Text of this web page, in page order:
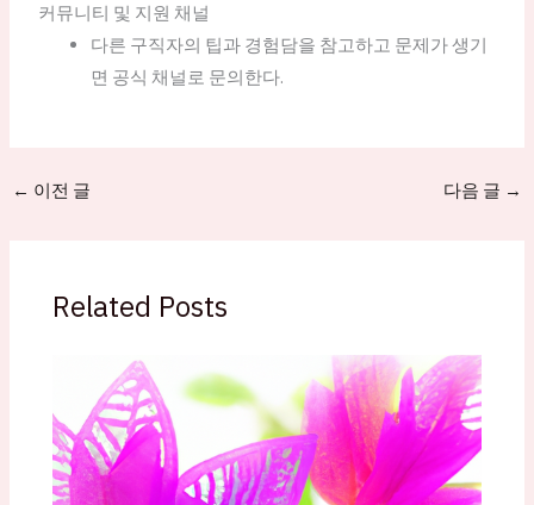
커뮤니티 및 지원 채널
다른 구직자의 팁과 경험담을 참고하고 문제가 생기
면 공식 채널로 문의한다.
← 이전 글 다음 글 →
Related Posts